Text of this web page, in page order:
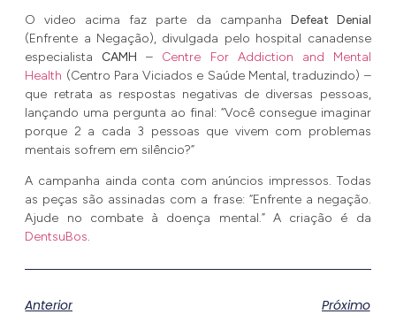
O video acima faz parte da campanha Defeat Denial
(Enfrente a Negação), divulgada pelo hospital canadense
especialista CAMH – Centre For Addiction and Mental
Health (Centro Para Viciados e Saúde Mental, traduzindo) –
que retrata as respostas negativas de diversas pessoas,
lançando uma pergunta ao final: “Você consegue imaginar
porque 2 a cada 3 pessoas que vivem com problemas
mentais sofrem em silêncio?”
A campanha ainda conta com anúncios impressos. Todas
as peças são assinadas com a frase: “Enfrente a negação.
Ajude no combate à doença mental.” A criação é da
DentsuBos.
Anterior Próximo